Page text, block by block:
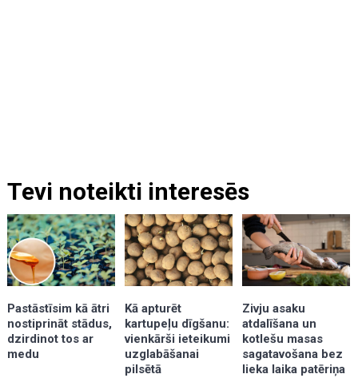
Tevi noteikti interesēs
Pastāstīsim kā ātri
nostiprināt stādus,
dzirdinot tos ar
medu
Kā apturēt
kartupeļu dīgšanu:
vienkārši ieteikumi
uzglabāšanai
pilsētā
Zivju asaku
atdalīšana un
kotlešu masas
sagatavošana bez
lieka laika patēriņa